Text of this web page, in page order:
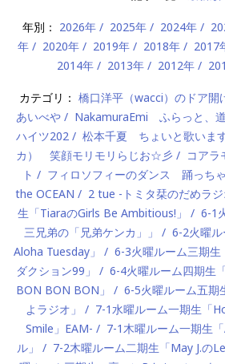
年別： 2026年 2025年 2024年
年
2020年 2019年 2018年 2017
2014年
2013年 2012年
カテゴリ： 橋口洋平（wacci）のドア開
あいべや
NakamuraEmi ふらっと、
ハイツ202
松本千夏 ちょいと歌いま
カ） 笑顔モリモリらじお☆彡
コアラ
ト
フィロソフィーのダンス 踊っち
the OCEAN
2 tue -トミタ栞のだめラ
生「TiaraのGirls Be Ambitious!」
6-1
三兄弟の「兄弟ケンカ」」
6-2火曜
Aloha Tuesday」
6-3火曜ルーム三期生
ダクション99」
6-4火曜ルーム四期生
BON BON BON」
6-5火曜ルーム五期
よラジオ」
7-1水曜ルーム一期生「
Smile」EAM-
7-1木曜ルーム一期生
ル」
7-2木曜ルーム二期生「May J.の